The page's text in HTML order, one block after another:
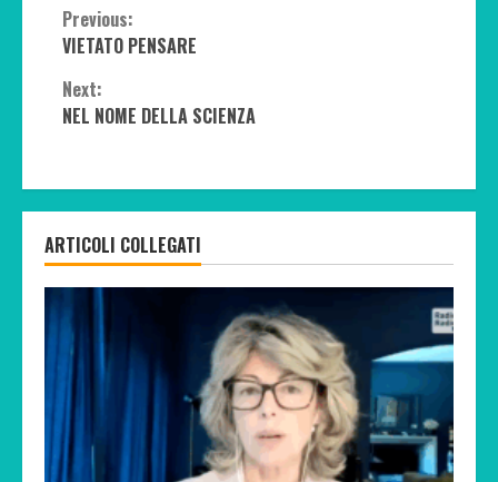
Continue
Reading
Previous:
VIETATO PENSARE
Next:
NEL NOME DELLA SCIENZA
ARTICOLI COLLEGATI